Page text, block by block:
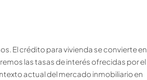
El crédito para vivienda se convierte en
las tasas de interés ofrecidas por el
actual del mercado inmobiliario en